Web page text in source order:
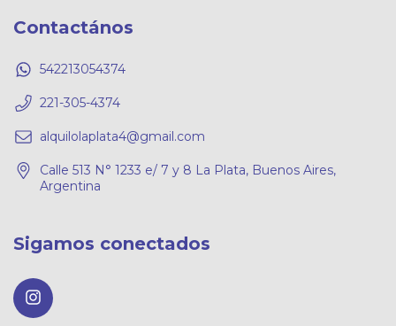
Contactános
542213054374
221-305-4374
alquilolaplata4@gmail.com
Calle 513 N° 1233 e/ 7 y 8 La Plata, Buenos Aires,
Argentina
Sigamos conectados